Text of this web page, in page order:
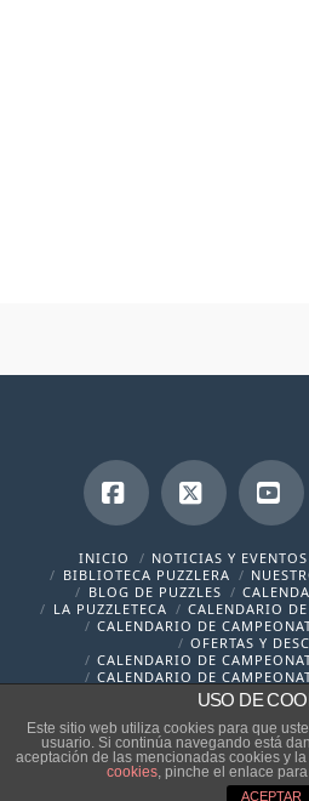
Facebook
X
INICIO NOTICIAS Y EVENTOS
BIBLIOTECA PUZZLERA
BLOG DE PUZZLES
LA PUZZLETECA
CALENDARIO
CALENDARIO DE
OFERTAS Y
CALENDARIO DE
CALENDARIO DE
USO DE
Este sitio web utiliza cookies para que
usuario. Si continúa navegando está
aceptación de las mencionadas cookies y
cookies, pinche el enlace
ACEPTAR